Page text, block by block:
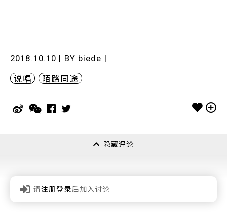
2018.10.10 | BY biede |
说唱 陌路同途
隐藏评论
请注册登录后加入讨论